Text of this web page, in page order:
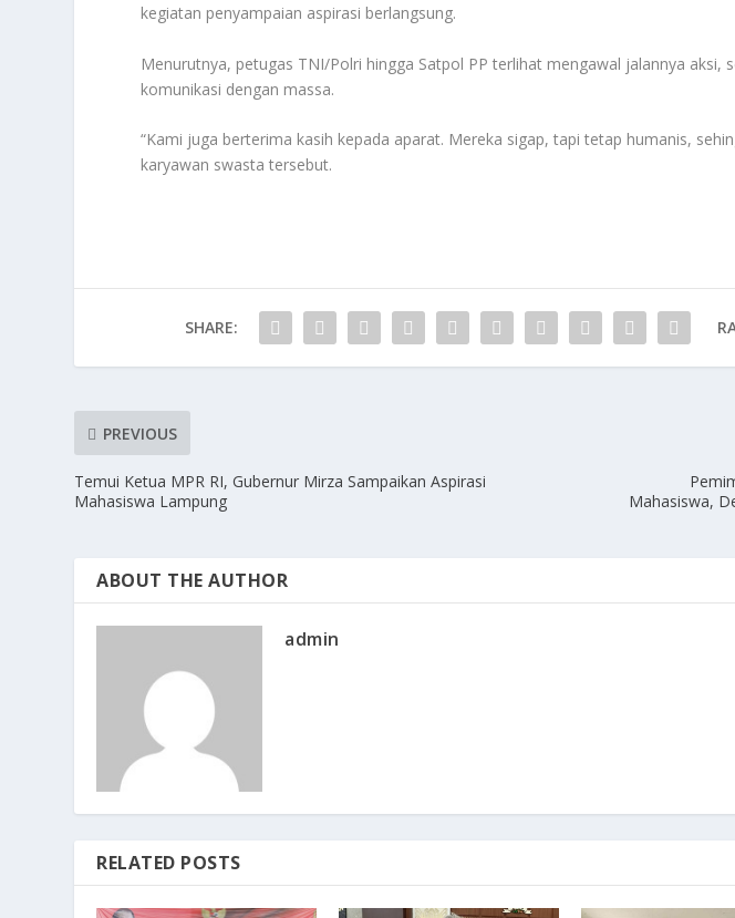
kegiatan penyampaian aspirasi berlangsung.
Menurutnya, petugas TNI/Polri hingga Satpol PP terlihat mengawal jalannya aksi,
komunikasi dengan massa.
“Kami juga berterima kasih kepada aparat. Mereka sigap, tapi tetap humanis,
karyawan swasta tersebut.
SHARE:
PREVIOUS
Temui Ketua MPR RI, Gubernur Mirza Sampaikan Aspirasi
Mahasiswa Lampung
Mahasiswa,
ABOUT THE AUTHOR
admin
RELATED POSTS